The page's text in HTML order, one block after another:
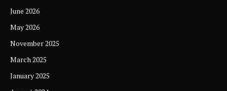
June 2026
May 2026
November 2025
March 2025
January 2025